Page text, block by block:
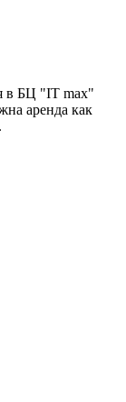
в БЦ "IT max"
аренда как